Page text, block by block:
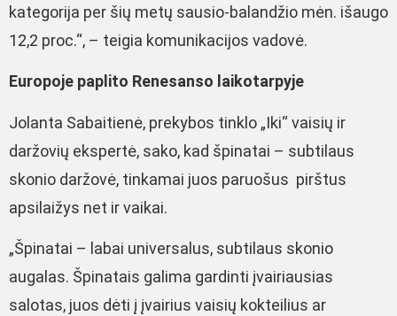
kategorija per šių metų sausio-balandžio mėn. išaugo
12,2 proc.“, – teigia komunikacijos vadovė.
Europoje paplito Renesanso laikotarpyje
Jolanta Sabaitienė, prekybos tinklo „Iki“ vaisių ir
daržovių ekspertė, sako, kad špinatai – subtilaus
skonio daržovė, tinkamai juos paruošus pirštus
apsilaižys net ir vaikai.
„Špinatai – labai universalus, subtilaus skonio
augalas. Špinatais galima gardinti įvairiausias
salotas, juos dėti į įvairius vaisių kokteilius ar